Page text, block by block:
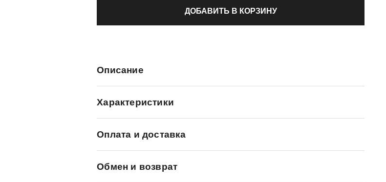
ДОБАВИТЬ В КОРЗИНУ
Описание
Характеристики
Оплата и доставка
Обмен и возврат